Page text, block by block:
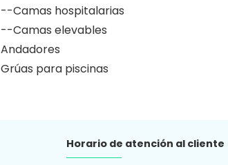
--Camas hospitalarias
--Camas elevables
Andadores
Grúas para piscinas
Horario de atención al cliente